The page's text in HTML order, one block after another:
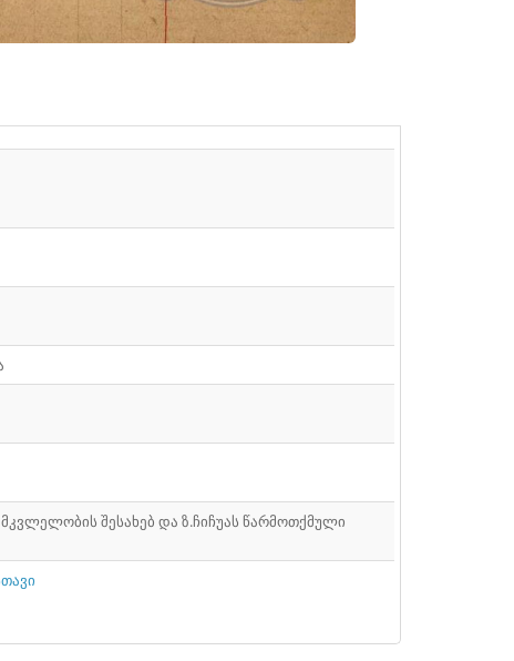
შესახებ და ზ.ჩიჩუას წარმოთქმული